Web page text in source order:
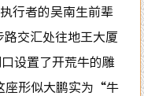
行者的吴南生前辈
交汇处往地王大厦
设置了开荒牛的雕
座形似大鹏实为“牛